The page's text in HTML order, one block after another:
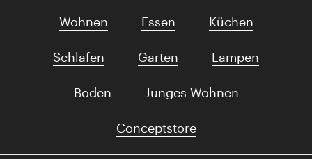
Wohnen Essen Küchen
Schlafen Garten Lampen
Boden Junges Wohnen
Conceptstore